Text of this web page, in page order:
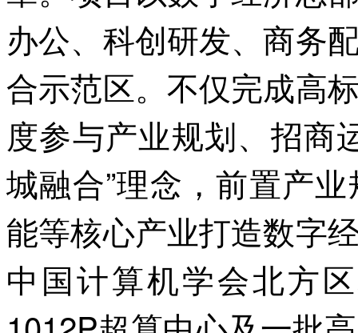
办公、科创研发、商务
合示范区。不仅完成高
度参与产业规划、招商
城融合”理念，前置产
能等核心产业打造数字
中国计算机学会北方